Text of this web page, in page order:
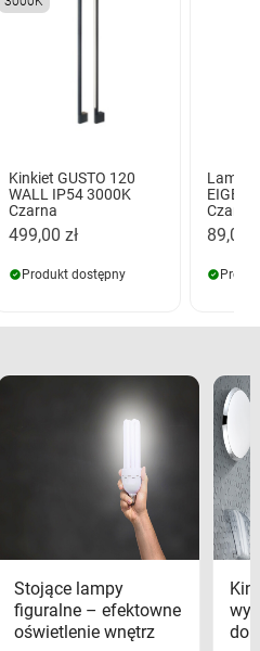
Kinkiet GUSTO 120
WALL IP54 3000K
Czarna
499,00 zł
Produkt dostępny
Lampa
EIGER
89,00
Stojące lampy
figuralne – efektowne
oświetlenie wnętrz